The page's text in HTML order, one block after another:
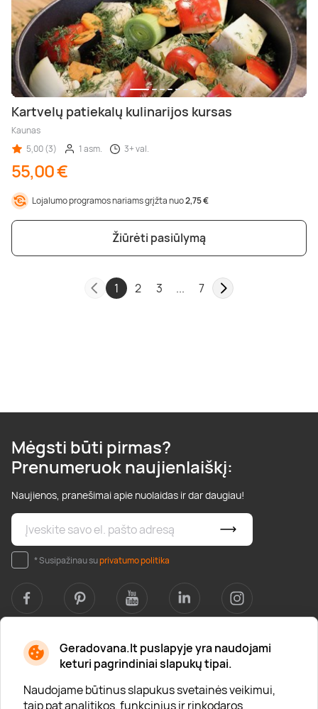
Geradovana.lt puslapyje yra naudojami
keturi pagrindiniai slapukų tipai.
Naudojame būtinus slapukus svetainės veikimui,
taip pat analitikos, funkcinius ir rinkodaros
Kartvelų patiekalų kulinarijos kursas
Kaunas
5,00 (3)
1 asm. 3+ val.
55,00 €
Lojalumo programos nariams grįžta nuo2,75 €
Žiūrėti pasiūlymą
1 2 3 ... 7
Mėgsti būti pirmas?
Prenumeruok naujienlaiškį:
Naujienos, pranešimai apie nuolaidas ir dar daugiau!
* Susipažinau suprivatumo politika
Apie mus
Apie „Gera Dovana“